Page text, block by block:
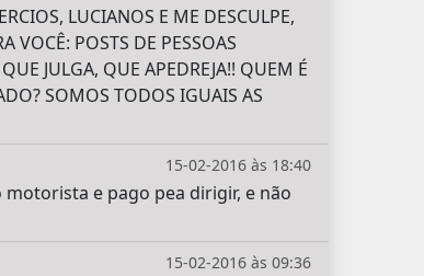
LUCIANOS E ME DESCULPE,
VOCÊ: POSTS DE PESSOAS
JULGA, QUE APEDREJA!! QUEM É
SOMOS TODOS IGUAIS AS
15-02-2016 às 18:40
e pago pea dirigir, e não
15-02-2016 às 09:36